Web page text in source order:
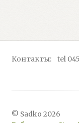
Контакты: tel
© Sadko 2026